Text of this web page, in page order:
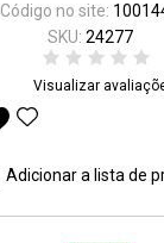
Código no site:
SKU: 24277
Visualizar
Adicionar a lista de